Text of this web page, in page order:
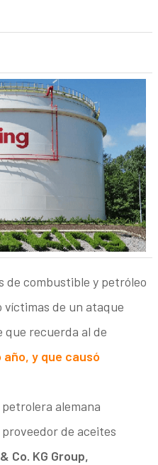
de combustible y petróleo
víctimas de un ataque
recuerda al de
año, y que causó
alemana
de aceites
Co. KG Group,